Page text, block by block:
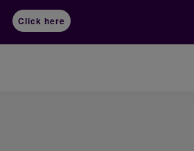
Click here